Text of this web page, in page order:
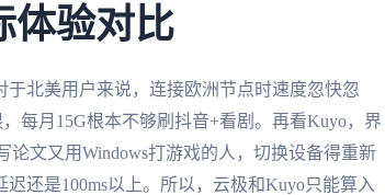
体验对比
北美用户来说，连接欧洲节点时速度忽快忽
每月15G根本不够刷抖音+看剧。再看Kuyo，界
论文又用Windows打游戏的人，切换设备得重新
还是100ms以上。所以，云极和Kuyo只能算入